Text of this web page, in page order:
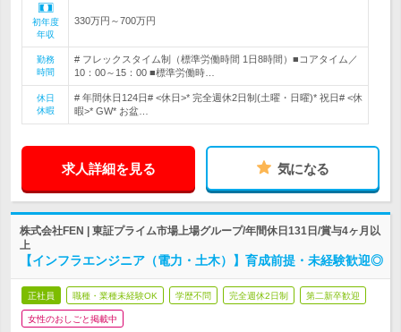
初年度
年収
330万円～700万円
勤務
時間
# フレックスタイム制（標準労働時間 1日8時間）■コアタイム／
10：00～15：00 ■標準労働時…
休日
休暇
# 年間休日124日# <休日>* 完全週休2日制(土曜・日曜)* 祝日# <休
暇>* GW* お盆…
求人詳細を見る 気になる
株式会社FEN | 東証プライム市場上場グループ/年間休日131日/賞与4ヶ月以
上
【インフラエンジニア（電力・土木）】育成前提・未経験歓迎◎
正社員 職種・業種未経験OK 学歴不問 完全週休2日制 第二新卒歓迎
女性のおしごと掲載中